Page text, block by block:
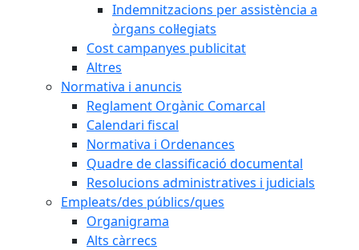
Indemnitzacions per assistència a
òrgans col·legiats
Cost campanyes publicitat
Altres
Normativa i anuncis
Reglament Orgànic Comarcal
Calendari fiscal
Normativa i Ordenances
Quadre de classificació documental
Resolucions administratives i judicials
Empleats/des públics/ques
Organigrama
Alts càrrecs